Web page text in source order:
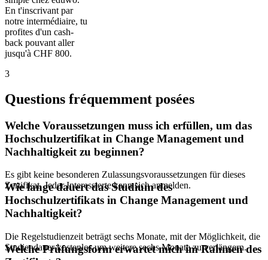
En t'inscrivant par
notre intermédiaire, tu
profites d'un cash-
back pouvant aller
jusqu'à CHF 800.
3
Questions fréquemment posées
Welche Voraussetzungen muss ich erfüllen, um das
Hochschulzertifikat in Change Management und
Nachhaltigkeit zu beginnen?
Es gibt keine besonderen Zulassungsvoraussetzungen für dieses
Zertifikat. Jeder Interessierte kann sich anmelden.
Wie lange dauert das Studium des
Hochschulzertifikats in Change Management und
Nachhaltigkeit?
Die Regelstudienzeit beträgt sechs Monate, mit der Möglichkeit, die
Studiendauer kostenlos um weitere sechs Monate zu verlängern.
Welche Prüfungsform erwartet mich im Rahmen des